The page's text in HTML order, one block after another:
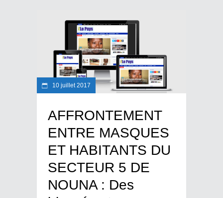
10 juillet 2017
AFFRONTEMENT
ENTRE MASQUES
ET HABITANTS DU
SECTEUR 5 DE
NOUNA : Des